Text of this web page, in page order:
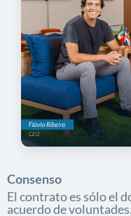
Consenso
El contrato es sólo el
acuerdo de